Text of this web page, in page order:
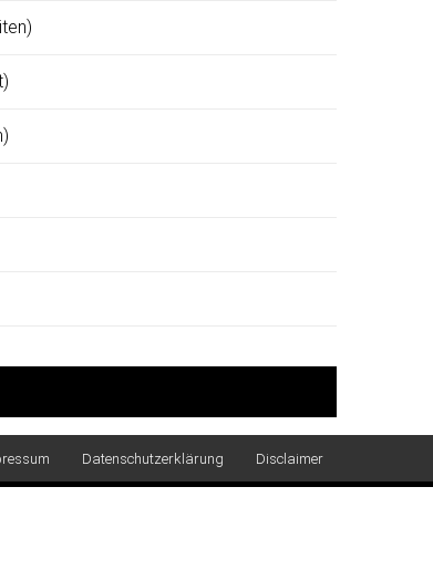
Datenschutzerklärung Disclaimer